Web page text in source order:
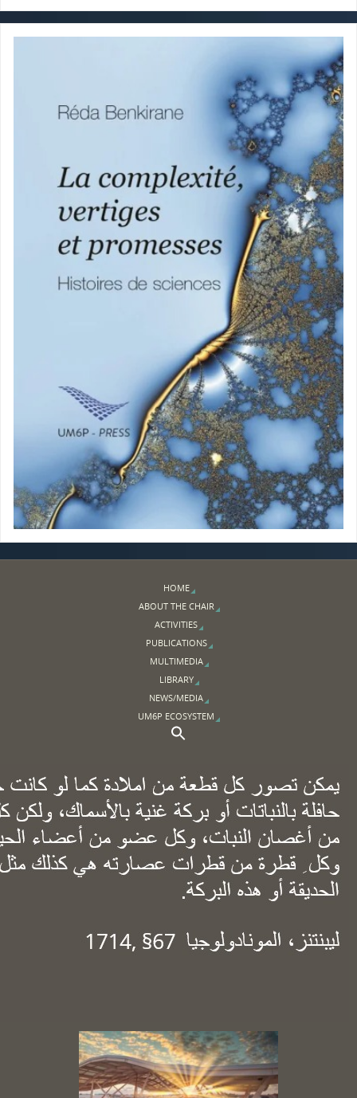
HOME
ABOUT THE CHAIR
ACTIVITIES
PUBLICATIONS
MULTIMEDIA
LIBRARY
NEWS/MEDIA
UM6P ECOSYSTEM
Search for:
Search Button